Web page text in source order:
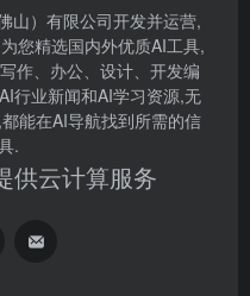
山）有限公司开发并运营,
您精选国内外优质AI工具,
作、办公、设计、开发编
行业新闻和AI学习资源,无
能在AI导航找到所需的信
.
供云计算服务